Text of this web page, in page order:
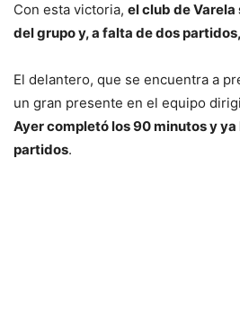
Con esta victoria, el club de
del grupo y, a falta de dos
El delantero, que se encuentra a
un gran presente en el equipo
Ayer completó los 90 minutos y
partidos.